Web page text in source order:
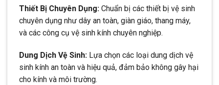
Thiết Bị Chuyên Dụng: Chuẩn bị các thiết bị vệ sinh
chuyên dụng như dây an toàn, giàn giáo, thang máy,
và các công cụ vệ sinh kính chuyên nghiệp.
Dung Dịch Vệ Sinh: Lựa chọn các loại dung dịch vệ
sinh kính an toàn và hiệu quả, đảm bảo không gây hại
cho kính và môi trường.